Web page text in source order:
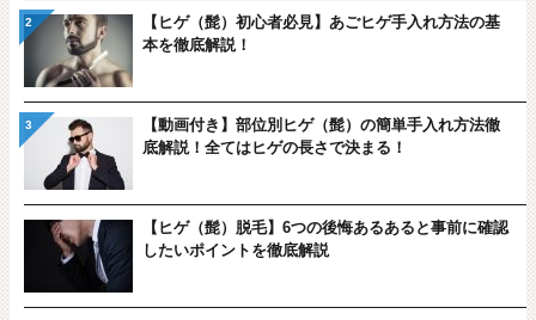
【ヒゲ（髭）初心者必見】あごヒゲ手入れ方法の基
本を徹底解説！
【動画付き】部位別ヒゲ（髭）の簡単手入れ方法徹
底解説！全てはヒゲの長さで決まる！
【ヒゲ（髭）脱毛】6つの後悔あるあると事前に確認
したいポイントを徹底解説